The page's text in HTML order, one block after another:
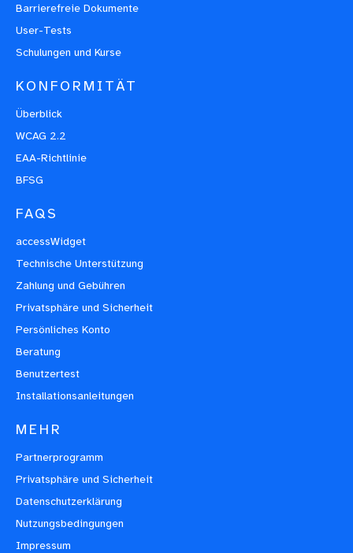
Barrierefreie Dokumente
User-Tests
Schulungen und Kurse
KONFORMITÄT
Überblick
WCAG 2.2
EAA-Richtlinie
BFSG
FAQS
accessWidget
Technische Unterstützung
Zahlung und Gebühren
Privatsphäre und Sicherheit
Persönliches Konto
Beratung
Benutzertest
Installationsanleitungen
MEHR
Partnerprogramm
Privatsphäre und Sicherheit
Datenschutzerklärung
Nutzungsbedingungen
Impressum